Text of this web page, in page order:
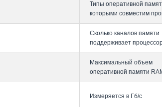
Типы оперативной
которыми совместим
Сколько каналов памяти
поддерживает
Максимальный объем
оперативной памяти
Измеряется в Гб/с